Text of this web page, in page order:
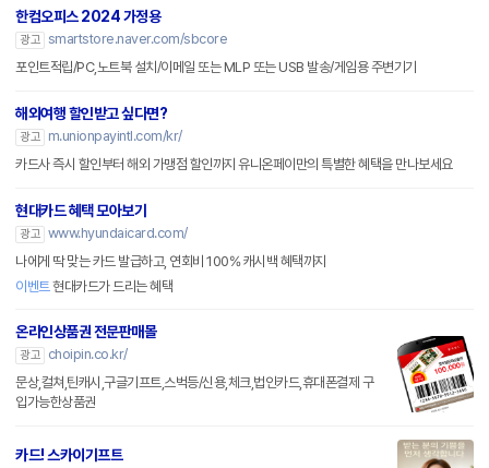
한컴오피스 2024 가정용
광고 smartstore.naver.com/sbcore
포인트적립/PC,노트북 설치/이메일 또는 MLP 또는 USB 발송/게임용 주변기기
해외여행 할인받고 싶다면?
광고
m.unionpayintl.com/kr/
카드사 즉시 할인부터 해외 가맹점 할인까지 유니온페이만의 특별한 혜택을 만나보세요
현대카드 혜택 모아보기
광고 www.hyundaicard.com/
나에게 딱 맞는 카드 발급하고, 연회비 100% 캐시백 혜택까지
이벤트현대카드가 드리는 혜택
온라인상품권 전문판매몰
광고
choipin.co.kr/
문상,컬쳐,틴캐시,구글기프트,스벅등/신용,체크,법인카드,휴대폰결제 구
입가능한상품권
카드! 스카이기프트